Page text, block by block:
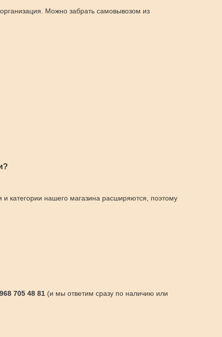
Можно забрать самовывозом из
и категории нашего магазина расширяются, поэтому
705 48 81 (и мы ответим сразу по наличию или